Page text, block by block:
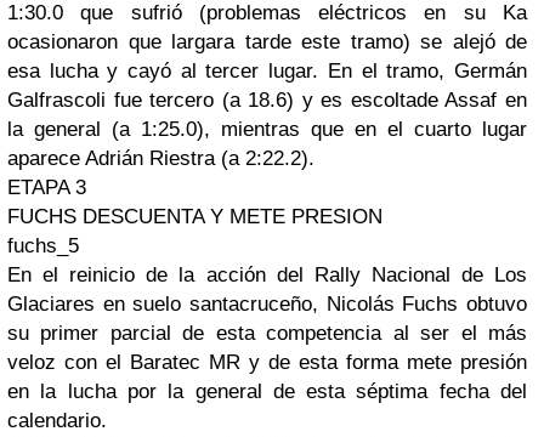
1:30.0 que sufrió (problemas eléctricos en su Ka
ocasionaron que largara tarde este tramo) se alejó de
esa lucha y cayó al tercer lugar. En el tramo, Germán
Galfrascoli fue tercero (a 18.6) y es escoltade Assaf en
la general (a 1:25.0), mientras que en el cuarto lugar
aparece Adrián Riestra (a 2:22.2).
ETAPA 3
FUCHS DESCUENTA Y METE PRESION
fuchs_5
En el reinicio de la acción del Rally Nacional de Los
Glaciares en suelo santacruceño, Nicolás Fuchs obtuvo
su primer parcial de esta competencia al ser el más
veloz con el Baratec MR y de esta forma mete presión
en la lucha por la general de esta séptima fecha del
calendario.